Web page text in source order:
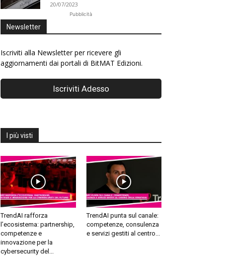
20/07/2023
Pubblicità
Newsletter
Iscriviti alla Newsletter per ricevere gli
aggiornamenti dai portali di BitMAT Edizioni.
I più visti
TrendAI rafforza
l’ecosistema: partnership,
competenze e
innovazione per la
cybersecurity del...
TrendAI punta sul canale:
competenze, consulenza
e servizi gestiti al centro...